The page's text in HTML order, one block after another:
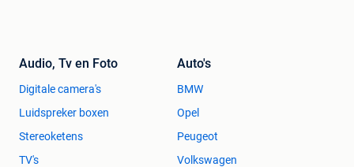
Audio, Tv en Foto
Digitale camera's
Luidspreker boxen
Stereoketens
TV's
Auto's
BMW
Opel
Peugeot
Volkswagen